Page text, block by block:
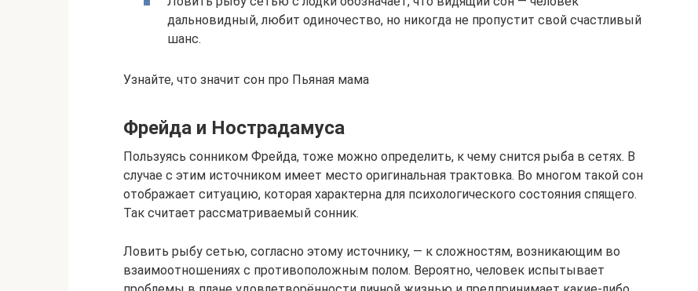
дальновидный, любит одиночество, но никогда не пропустит свой счастливый
шанс.
Узнайте, что значит сон про Пьяная мама
Фрейда и Нострадамуса
Пользуясь сонником Фрейда, тоже можно определить, к чему снится рыба в сетях. В
случае с этим источником имеет место оригинальная трактовка. Во многом такой сон
отображает ситуацию, которая характерна для психологического состояния спящего.
Так считает рассматриваемый сонник.
Ловить рыбу сетью, согласно этому источнику, — к сложностям, возникающим во
взаимоотношениях с противоположным полом. Вероятно, человек испытывает